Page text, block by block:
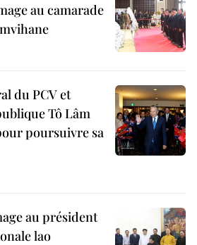
au camarade
du PCV et
Tô Lâm
poursuivre sa
au président
lao